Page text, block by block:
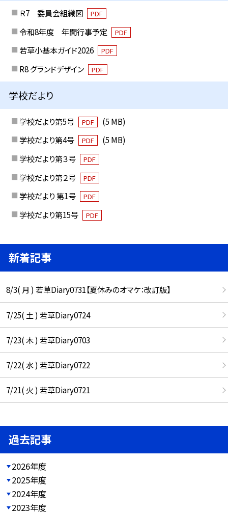
Ｒ7 委員会組織図 PDF
令和8年度 年間行事予定 PDF
若草小基本ガイド2026 PDF
R8 グランドデザイン PDF
学校だより
学校だより第5号 PDF
(5 MB)
学校だより第4号
PDF
(5 MB)
学校だより第３号
PDF
学校だより第２号 PDF
学校だより 第1号 PDF
学校だより第15号 PDF
新着記事
8/3( 月 ) 若草Diary0731【夏休みのオマケ：改訂版】
7/25( 土 ) 若草Diary0724
7/23( 木 ) 若草Diary0703
7/22( 水 ) 若草Diary0722
7/21( 火 ) 若草Diary0721
過去記事
2026年度
2025年度
2024年度
2023年度